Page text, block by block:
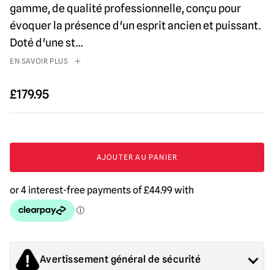
gamme, de qualité professionnelle, conçu pour
évoquer la présence d'un esprit ancien et puissant.
Doté d'une st...
EN SAVOIR PLUS
£179.95
Quantité
Le
de
Manitou
AJOUTER AU PANIER
Avertissement général de sécurité